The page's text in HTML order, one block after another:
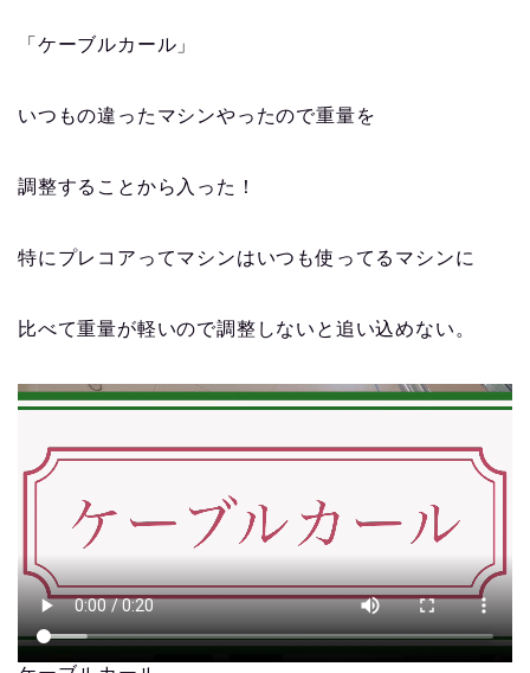
「ケーブルカール」
いつもの違ったマシンやったので重量を
調整することから入った！
特にプレコアってマシンはいつも使ってるマシンに
比べて重量が軽いので調整しないと追い込めない。